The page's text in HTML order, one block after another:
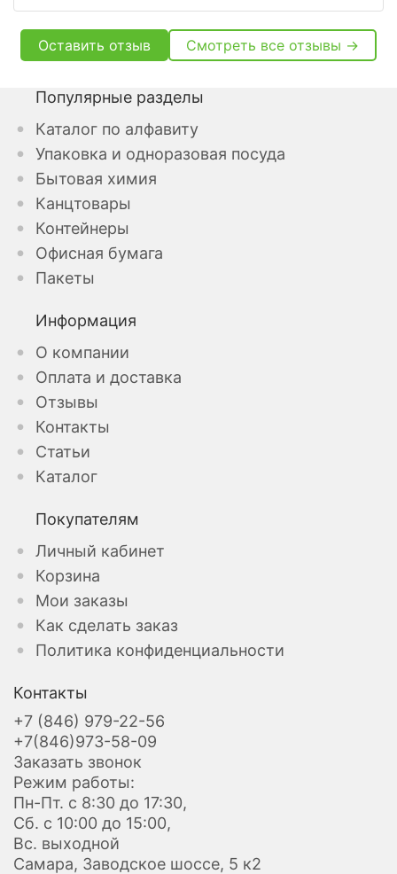
Оставить отзыв Смотреть все отзывы →
Популярные разделы
Каталог по алфавиту
Упаковка и одноразовая посуда
Бытовая химия
Канцтовары
Контейнеры
Офисная бумага
Пакеты
Информация
О компании
Оплата и доставка
Отзывы
Контакты
Статьи
Каталог
Покупателям
Личный кабинет
Корзина
Мои заказы
Как сделать заказ
Политика конфиденциальности
Контакты
+7 (846) 979-22-56
+7(846)973-58-09
Заказать звонок
Режим работы:
Пн-Пт. с 8:30 до 17:30,
Сб. с 10:00 до 15:00,
Вс. выходной
Самара, Заводское шоссе, 5 к2